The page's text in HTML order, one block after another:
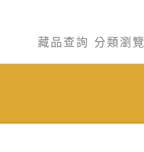
藏品查詢 分類瀏覽